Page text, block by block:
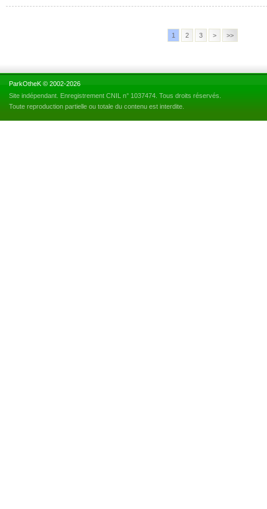
1 2 3 > >>
ParkOtheK © 2002-2026
Site indépendant. Enregistrement CNIL n° 1037474. Tous droits réservés.
Toute reproduction partielle ou totale du contenu est interdite.